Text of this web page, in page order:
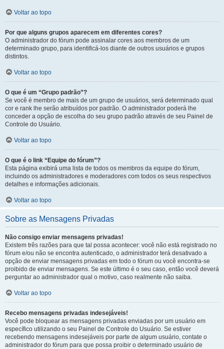
Voltar ao topo
Por que alguns grupos aparecem em diferentes cores?
O administrador do fórum pode assinalar cores aos membros de um
determinado grupo, para identificá-los diante de outros usuários e grupos
distintos.
Voltar ao topo
O que é um “Grupo padrão”?
Se você é membro de mais de um grupo de usuários, será determinado qual
cor e rank lhe serão atribuídos por padrão. O administrador poderá lhe
conceder a opção de escolha do seu grupo padrão através de seu Painel de
Controle do Usuário.
Voltar ao topo
O que é o link “Equipe do fórum”?
Esta página exibirá uma lista de todos os membros da equipe do fórum,
incluindo os administradores e moderadores com todos os seus respectivos
detalhes e informações adicionais.
Voltar ao topo
Sobre as Mensagens Privadas
Não consigo enviar mensagens privadas!
Existem três razões para que tal possa acontecer: você não está registrado no
fórum e/ou não se encontra autenticado, o administrador terá desativado a
opção de enviar mensagens privadas em todo o fórum ou você encontra-se
proibido de enviar mensagens. Se este último é o seu caso, então você deverá
perguntar ao administrador qual o motivo, caso realmente não saiba.
Voltar ao topo
Recebo mensagens privadas indesejáveis!
Você pode bloquear as mensagens privadas enviadas por um usuário em
específico utilizando o seu Painel de Controle do Usuário. Se estiver
recebendo mensagens indesejáveis por parte de algum usuário, contate o
administrador do fórum para que possa proibir o determinado usuário de